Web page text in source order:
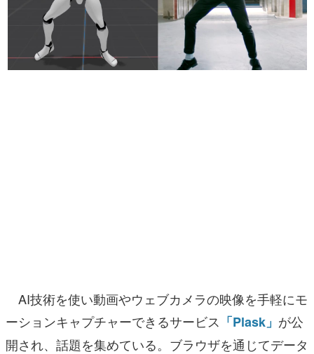
若ゲのいたり〜ゲームクリエイターの青春〜
『うつヌケ』『ペンと箸』等で知られるマンガ家・田中圭
一先生によるゲーム業界レポートマンガです。
なんでゲームは面白い？
アプリレビュー
その他
AI技術を使い動画やウェブカメラの映像を手軽にモ
ーションキャプチャーできるサービス 「Plask」 が公
開され、話題を集めている。ブラウザを通じてデータ